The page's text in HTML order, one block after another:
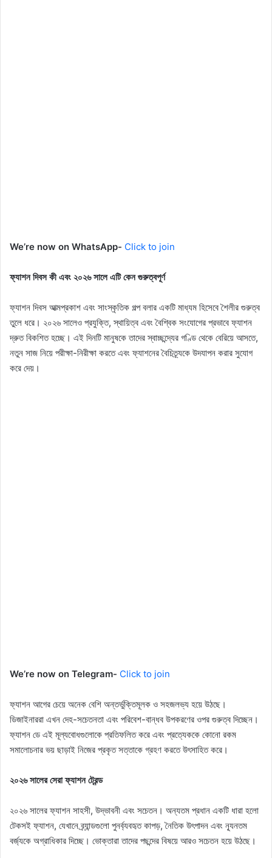
We’re now on WhatsApp- Click to join
ফ্যাশন দিবস কী এবং ২০২৬ সালে এটি কেন গুরুত্বপূর্ণ
ফ্যাশন দিবস আত্মপ্রকাশ এবং সাংস্কৃতিক গল্প বলার একটি মাধ্যম হিসেবে শৈলীর গুরুত্ব
তুলে ধরে। ২০২৬ সালেও প্রযুক্তি, স্থায়িত্ব এবং বৈশ্বিক সংযোগের প্রভাবে ফ্যাশন
দ্রুত বিকশিত হচ্ছে। এই দিনটি মানুষকে তাদের স্বাচ্ছন্দ্যের গণ্ডি থেকে বেরিয়ে আসতে,
নতুন সাজ নিয়ে পরীক্ষা-নিরীক্ষা করতে এবং ফ্যাশনের বৈচিত্র্যকে উদযাপন করার সুযোগ
করে দেয়।
We’re now on Telegram- Click to join
ফ্যাশন আগের চেয়ে অনেক বেশি অন্তর্ভুক্তিমূলক ও সহজলভ্য হয়ে উঠছে।
ডিজাইনাররা এখন দেহ-সচেতনতা এবং পরিবেশ-বান্ধব উপকরণের ওপর গুরুত্ব দিচ্ছেন।
ফ্যাশন ডে এই মূল্যবোধগুলোকে প্রতিফলিত করে এবং প্রত্যেককে কোনো রকম
সমালোচনার ভয় ছাড়াই নিজের প্রকৃত সত্তাকে গ্রহণ করতে উৎসাহিত করে।
২০২৬ সালের সেরা ফ্যাশন ট্রেন্ড
২০২৬ সালের ফ্যাশন সাহসী, উদ্ভাবনী এবং সচেতন। অন্যতম প্রধান একটি ধারা হলো
টেকসই ফ্যাশন, যেখানে ব্র্যান্ডগুলো পুনর্ব্যবহৃত কাপড়, নৈতিক উৎপাদন এবং ন্যূনতম
বর্জ্যকে অগ্রাধিকার দিচ্ছে। ভোক্তারা তাদের পছন্দের বিষয়ে আরও সচেতন হয়ে উঠছে।